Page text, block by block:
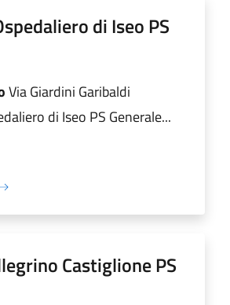
di Iseo PS
Via Giardini Garibaldi
di Iseo PS Generale...
Castiglione PS